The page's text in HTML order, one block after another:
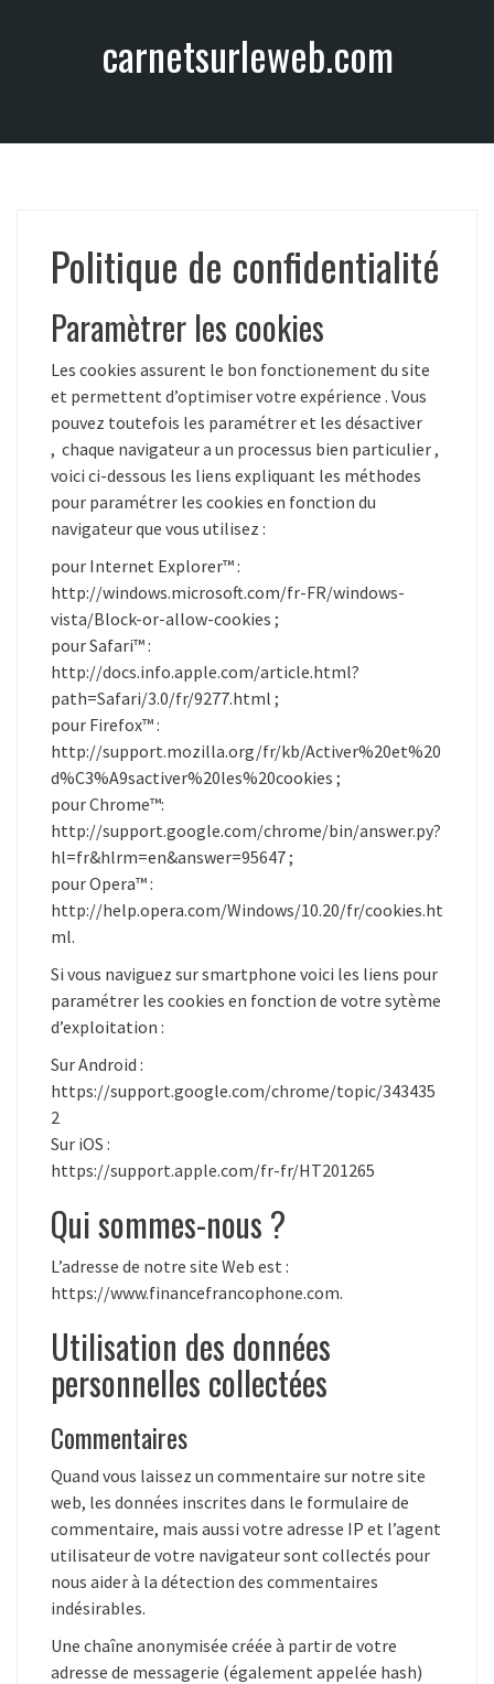
a
carnetsurleweb.com
Politique de confidentialité
Paramètrer les cookies
Les cookies assurent le bon fonctionement du site
et permettent d’optimiser votre expérience . Vous
pouvez toutefois les paramétrer et les désactiver
, chaque navigateur a un processus bien particulier ,
voici ci-dessous les liens expliquant les méthodes
pour paramétrer les cookies en fonction du
navigateur que vous utilisez :
pour Internet Explorer™ :
http://windows.microsoft.com/fr-FR/windows-
vista/Block-or-allow-cookies ;
pour Safari™ :
http://docs.info.apple.com/article.html?
path=Safari/3.0/fr/9277.html ;
pour Firefox™ :
http://support.mozilla.org/fr/kb/Activer%20et%20
d%C3%A9sactiver%20les%20cookies ;
pour Chrome™:
http://support.google.com/chrome/bin/answer.py?
hl=fr&hlrm=en&answer=95647 ;
pour Opera™ :
http://help.opera.com/Windows/10.20/fr/cookies.ht
ml.
Si vous naviguez sur smartphone voici les liens pour
paramétrer les cookies en fonction de votre sytème
d’exploitation :
Sur Android :
https://support.google.com/chrome/topic/343435
2
Sur iOS :
https://support.apple.com/fr-fr/HT201265
Qui sommes-nous ?
L’adresse de notre site Web est :
https://www.financefrancophone.com.
Utilisation des données
personnelles collectées
Commentaires
Quand vous laissez un commentaire sur notre site
web, les données inscrites dans le formulaire de
commentaire, mais aussi votre adresse IP et l’agent
utilisateur de votre navigateur sont collectés pour
nous aider à la détection des commentaires
indésirables.
Une chaîne anonymisée créée à partir de votre
adresse de messagerie (également appelée hash)